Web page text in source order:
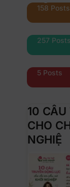
158 Posts
257 Posts
5 Posts
10
CHO
NGHIỆ